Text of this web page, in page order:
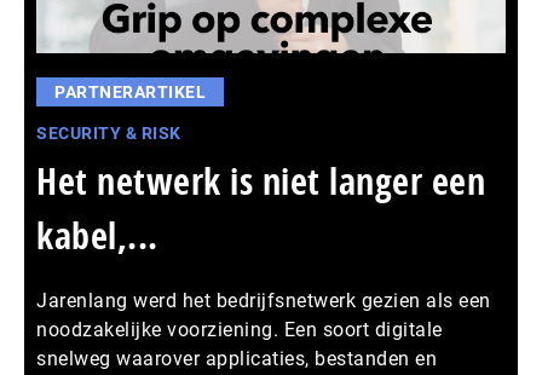
PARTNERARTIKEL
SECURITY & RISK
Het netwerk is niet langer een
kabel,...
Jarenlang werd het bedrijfsnetwerk gezien als een
noodzakelijke voorziening. Een soort digitale
snelweg waarover applicaties, bestanden en